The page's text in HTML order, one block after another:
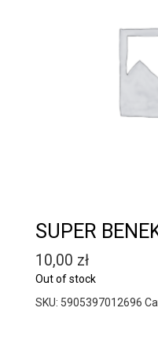
SUPER
10,00 zł
Out of stock
SKU: 5905397012696